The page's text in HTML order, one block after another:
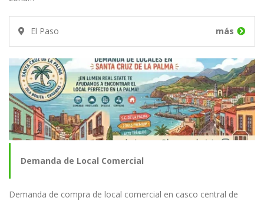
El Paso más
Demanda de Local Comercial
Demanda de compra de local comercial en casco central de